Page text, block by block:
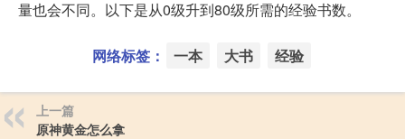
量也会不同。以下是从0级升到80级所需的经验书数。
网络标签： 一本 大书 经验
上一篇
原神黄金怎么拿